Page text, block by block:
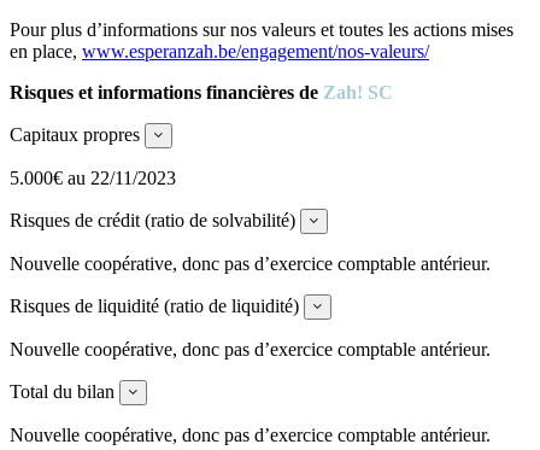
Pour plus d’informations sur nos valeurs et toutes les actions mises
en place, www.esperanzah.be/engagement/nos-valeurs/
Risques et informations financières de Zah! SC
Capitaux propres Expand
5.000€ au 22/11/2023
Risques de crédit (ratio de solvabilité) Expand
Nouvelle coopérative, donc pas d’exercice comptable antérieur.
Risques de liquidité (ratio de liquidité) Expand
Nouvelle coopérative, donc pas d’exercice comptable antérieur.
Total du bilan Expand
Nouvelle coopérative, donc pas d’exercice comptable antérieur.